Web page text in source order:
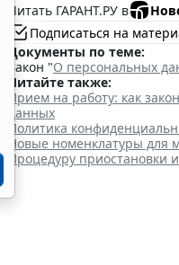
Читать ГАРАНТ.РУ в
Подписаться на
Документы по теме:
Закон "О персональных
Читайте также:
Прием на работу: как
данных
Политика
Новые номенклатуры для
Процедуру